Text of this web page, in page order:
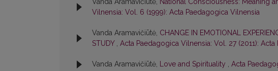
Vanda Aramavičiūtė, National Consciousness: Meaning
Vilnensia: Vol. 6 (1999): Acta Paedagogica Vilnensia
Vanda Aramavičiūtė, CHANGE IN EMOTIONAL
STUDY , Acta Paedagogica Vilnensia: Vol. 27 (2011):
Vanda Aramavičiūtė, Love and Spirituality , Acta